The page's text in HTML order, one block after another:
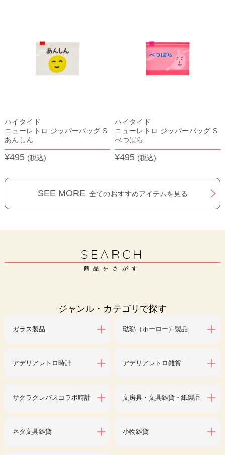
ハイタイド
ニューレトロ ジッパーバッグ S
あんしん
¥495 (税込)
ハイタイド
ニューレトロ ジッパーバッグ S
べつばら
¥495 (税込)
SEE MORE 全てのおすすめアイテムを見る
SEARCH
商品をさがす
ジャンル・カテゴリで探す
ガラス製品 琺瑯（ホーロー）製品
アデリアレトロ時計 アデリアレトロ雑貨
サクラクレパスコラボ時計 文房具・文具雑貨・紙製品
ネタ文具雑貨 小物雑貨